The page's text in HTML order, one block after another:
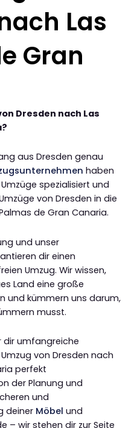
Las
Gran
Dresden nach Las
aus Dresden genau
haben
spezialisiert und
von Dresden in die
de Gran Canaria.
und unser
dir einen
Umzug. Wir wissen,
Land eine große
und kümmern uns darum,
musst.
dir umfangreiche
von Dresden nach
perfekt
der Planung und
und
deiner Möbel und
– wir stehen dir zur Seite